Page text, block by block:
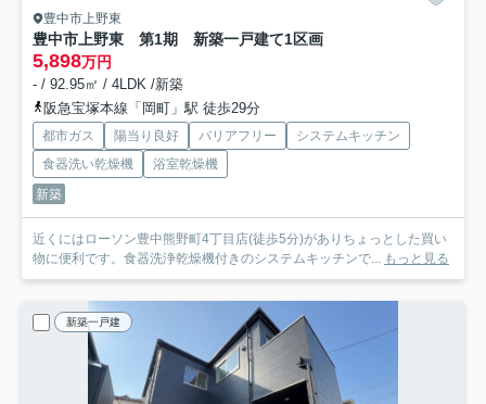
豊中市上野東
豊中市上野東 第1期 新築一戸建て1区画
5,898万円
- / 92.95㎡ / 4LDK /新築
阪急宝塚本線「岡町」駅 徒歩29分
都市ガス 陽当り良好 バリアフリー
システムキッチン
食器洗い乾燥機
浴室乾燥機
新築
近くにはローソン豊中熊野町4丁目店(徒歩5分)がありちょっとした買い
物に便利です。食器洗浄乾燥機付きのシステムキッチンで... もっと見る
新築一戸建